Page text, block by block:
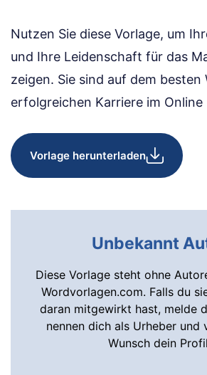
Nutzen Sie diese Vorlage, um
und Ihre Leidenschaft für das
zeigen. Sie sind auf dem besten
erfolgreichen Karriere im
Vorlage herunterladen
Unbekannt
Diese Vorlage steht ohne
Wordvorlagen.com. Falls du
daran mitgewirkt hast, melde
nennen dich als Urheber und
Wunsch dein